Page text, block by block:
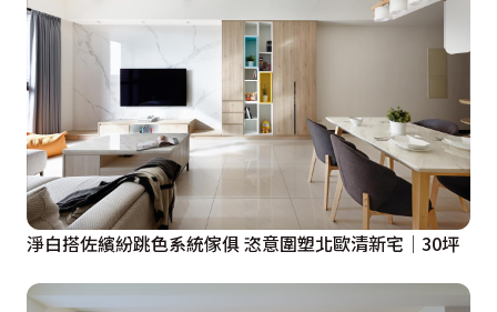
淨白搭佐繽紛跳色系統傢俱 恣意圍塑北歐清新宅│30坪